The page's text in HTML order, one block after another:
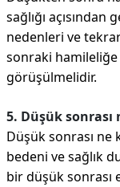
sağlığı
nedenleri ve
sonraki hamileliğe
görüşülmelidir.
5. Düşük
Düşük sonrası ne
bedeni ve sağlık
bir düşük sonrası